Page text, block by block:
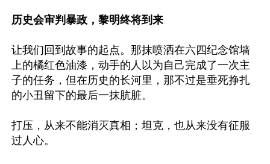
历史会审判暴政，黎明终将到来
让我们回到故事的起点。那抹喷洒在六四纪念馆墙
上的橘红色油漆，动手的人以为自己完成了一次主
子的任务，但在历史的长河里，那不过是垂死挣扎
的小丑留下的最后一抹肮脏。
打压，从来不能消灭真相；坦克，也从来没有征服
过人心。